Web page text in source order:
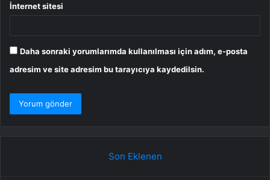
İnternet sitesi
Daha sonraki yorumlarımda kullanılması için adım, e-posta
adresim ve site adresim bu tarayıcıya kaydedilsin.
Son Eklenen